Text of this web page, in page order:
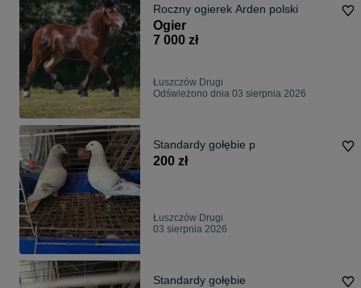
Roczny ogierek Arden polski
Ogier
7 000 zł
Łuszczów Drugi
Odświeżono dnia 03 sierpnia 2026
Standardy gołębie p
200 zł
Łuszczów Drugi
03 sierpnia 2026
Standardy gołębie